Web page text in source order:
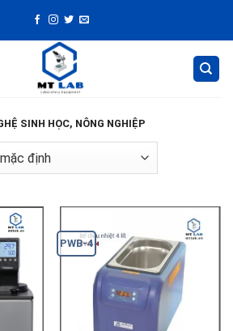
SINH HỌC, NÔNG NGHIỆP
PWB-4